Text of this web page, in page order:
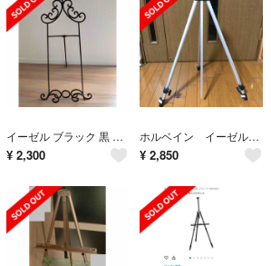
イーゼル ブラック 黒 高さ約50cm
¥ 2,300
ホルベイン イーゼルNo12
¥ 2,850